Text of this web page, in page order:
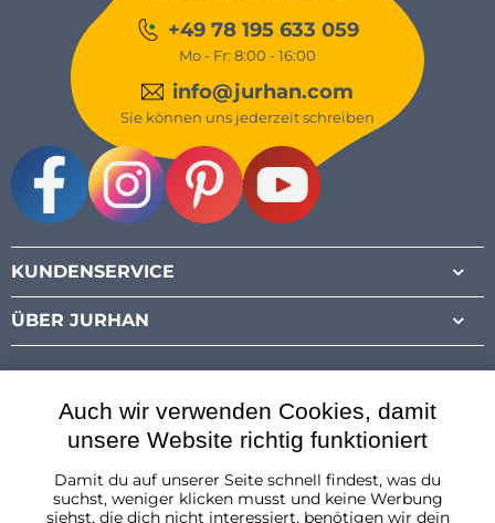
+49 78 195 633 059
Mo - Fr: 8:00 - 16:00
info@jurhan.com
Sie können uns jederzeit schreiben
KUNDENSERVICE
ÜBER JURHAN
Österreich
Auch wir verwenden Cookies, damit
unsere Website richtig funktioniert
Damit du auf unserer Seite schnell findest, was du
suchst, weniger klicken musst und keine Werbung
siehst, die dich nicht interessiert, benötigen wir dein